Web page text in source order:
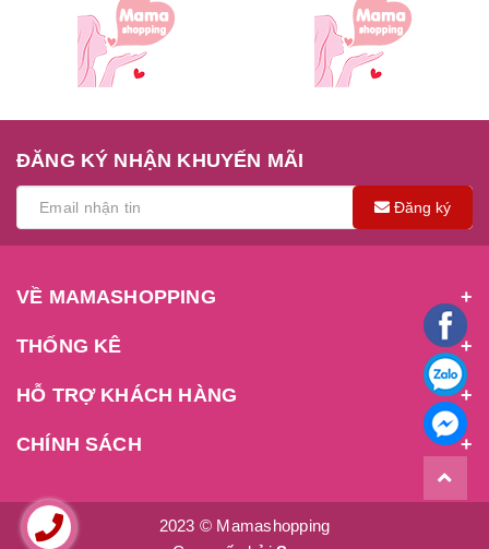
ĐĂNG KÝ NHẬN KHUYẾN MÃI
Đăng ký
VỀ MAMASHOPPING
THỐNG KÊ
HỖ TRỢ KHÁCH HÀNG
CHÍNH SÁCH
2023 © Mamashopping